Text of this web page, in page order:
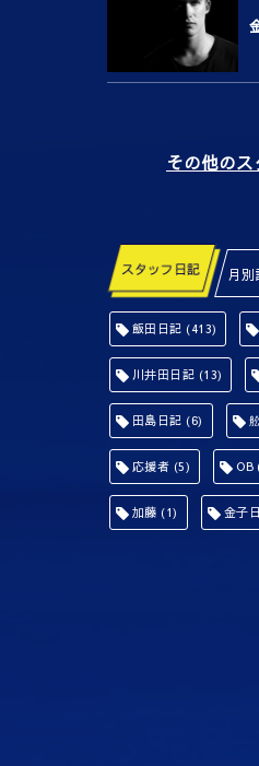
その他の
スタッフ日記 月別
飯田日記 (413)
川井田日記 (13)
田島日記 (6)
応援者 (5) OB
加藤 (1) 金子